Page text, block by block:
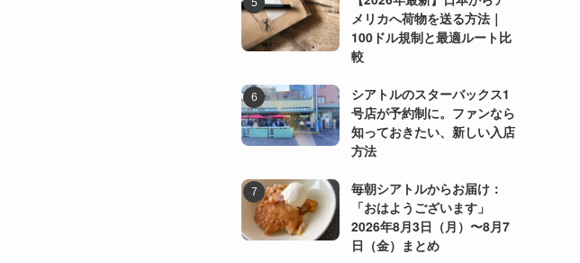
メリカへ荷物を送る方法｜
100ドル規制と最適ルート比
較
シアトルのスターバックス1
号店が予約制に。ファンなら
知っておきたい、新しい入店
方法
毎朝シアトルからお届け：
「おはようございます」
2026年8月3日（月）〜8月7
日（金）まとめ